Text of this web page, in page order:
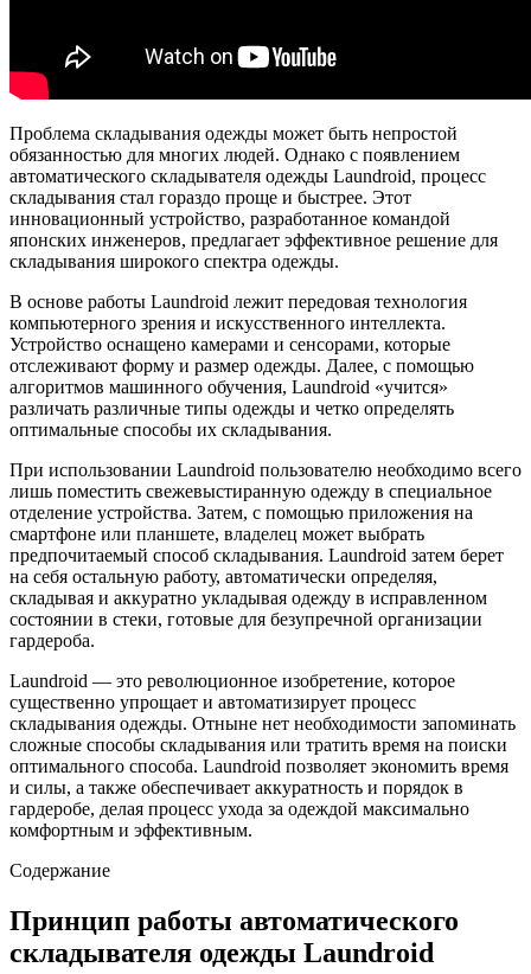
Проблема складывания одежды может быть непростой
обязанностью для многих людей. Однако с появлением
автоматического складывателя одежды Laundroid, процесс
складывания стал гораздо проще и быстрее. Этот
инновационный устройство, разработанное командой
японских инженеров, предлагает эффективное решение для
складывания широкого спектра одежды.
В основе работы Laundroid лежит передовая технология
компьютерного зрения и искусственного интеллекта.
Устройство оснащено камерами и сенсорами, которые
отслеживают форму и размер одежды. Далее, с помощью
алгоритмов машинного обучения, Laundroid «учится»
различать различные типы одежды и четко определять
оптимальные способы их складывания.
При использовании Laundroid пользователю необходимо всего
лишь поместить свежевыстиранную одежду в специальное
отделение устройства. Затем, с помощью приложения на
смартфоне или планшете, владелец может выбрать
предпочитаемый способ складывания. Laundroid затем берет
на себя остальную работу, автоматически определяя,
складывая и аккуратно укладывая одежду в исправленном
состоянии в стеки, готовые для безупречной организации
гардероба.
Laundroid — это революционное изобретение, которое
существенно упрощает и автоматизирует процесс
складывания одежды. Отныне нет необходимости запоминать
сложные способы складывания или тратить время на поиски
оптимального способа. Laundroid позволяет экономить время
и силы, а также обеспечивает аккуратность и порядок в
гардеробе, делая процесс ухода за одеждой максимально
комфортным и эффективным.
Содержание
Принцип работы автоматического
складывателя одежды Laundroid